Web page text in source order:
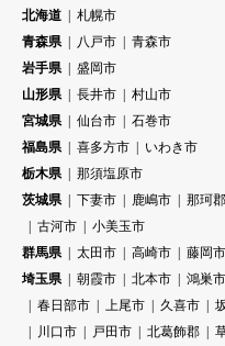
北海道
札幌市
青森県
八戸市
青森市
岩手県
盛岡市
山形県
長井市
村山市
宮城県
仙台市
石巻市
福島県
喜多方市
いわき市
栃木県
那須塩原市
茨城県
下妻市 鹿嶋市 那珂郡
古河市
小美玉市
群馬県
太田市 高崎市 藤岡市
埼玉県
朝霞市 北本市 鴻巣市
春日部市
上尾市 久喜市
川口市
戸田市 北葛飾郡